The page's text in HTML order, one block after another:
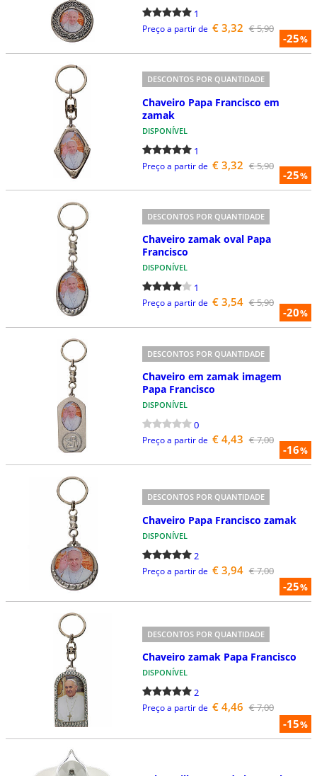
-25%
1
Preço a partir de € 3,32 € 5,90
-25%
DESCONTOS POR QUANTIDADE
Chaveiro Papa Francisco em
zamak
DISPONÍVEL
1
Preço a partir de € 3,32 € 5,90
-20%
DESCONTOS POR QUANTIDADE
Chaveiro zamak oval Papa
Francisco
DISPONÍVEL
1
Preço a partir de € 3,54 € 5,90
-16%
DESCONTOS POR QUANTIDADE
Chaveiro em zamak imagem
Papa Francisco
DISPONÍVEL
0
Preço a partir de € 4,43 € 7,00
-25%
DESCONTOS POR QUANTIDADE
Chaveiro Papa Francisco zamak
DISPONÍVEL
2
Preço a partir de € 3,94 € 7,00
-15%
DESCONTOS POR QUANTIDADE
Chaveiro zamak Papa Francisco
DISPONÍVEL
2
Preço a partir de € 4,46 € 7,00